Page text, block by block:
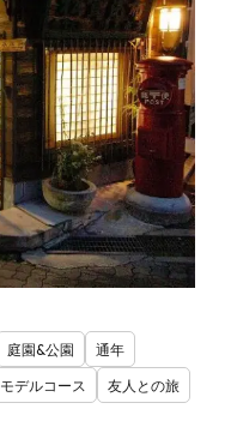
庭園&公園
通年
モデルコース 友人との旅